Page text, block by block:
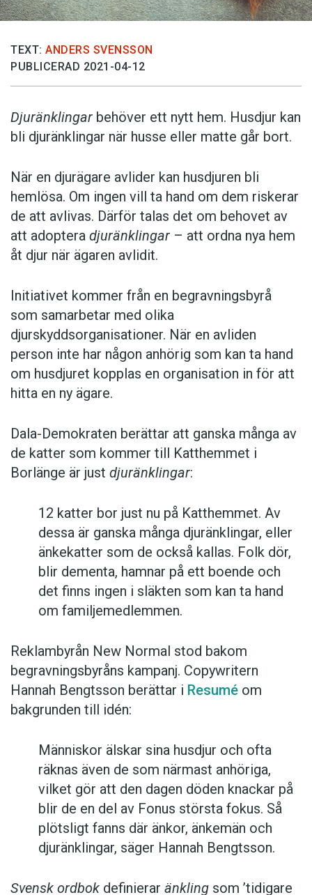
TEXT: ANDERS SVENSSON
PUBLICERAD 2021-04-12
Djuränklingar behöver ett nytt hem. Husdjur kan
bli djuränklingar när husse eller matte går bort.
När en djurägare avlider kan husdjuren bli
hemlösa. Om ingen vill ta hand om dem riskerar
de att avlivas. Därför talas det om behovet av
att adoptera djuränklingar – att ordna nya hem
åt djur när ägaren avlidit.
Initiativet kommer från en begravningsbyrå
som samarbetar med olika
djurskyddsorganisationer. När en avliden
person inte har någon anhörig som kan ta hand
om husdjuret kopplas en organisation in för att
hitta en ny ägare.
Dala-Demokraten berättar att ganska många av
de katter som kommer till Katthemmet i
Borlänge är just djuränklingar:
12 katter bor just nu på Katthemmet. Av
dessa är ganska många djuränklingar, eller
änkekatter som de också kallas. Folk dör,
blir dementa, hamnar på ett boende och
det finns ingen i släkten som kan ta hand
om familjemedlemmen.
Reklambyrån New Normal stod bakom
begravningsbyråns kampanj. Copywritern
Hannah Bengtsson berättar i Resumé om
bakgrunden till idén:
Människor älskar sina husdjur och ofta
räknas även de som närmast anhöriga,
vilket gör att den dagen döden knackar på
blir de en del av Fonus största fokus. Så
plötsligt fanns där änkor, änkemän och
djuränklingar, säger Hannah Bengtsson.
Svensk ordbok definierar änkling som ’tidigare